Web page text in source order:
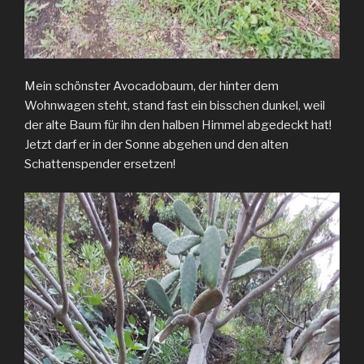
Mein schönster Avocadobaum, der hinter dem
Wohnwagen steht, stand fast ein bisschen dunkel, weil
der alte Baum für ihn den halben Himmel abgedeckt hat!
Jetzt darf er in der Sonne abgehen und den alten
Schattenspender ersetzen!